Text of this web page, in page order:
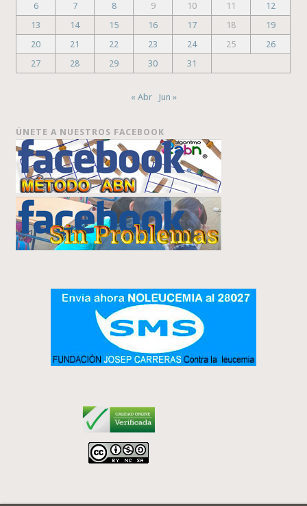
6
7 8 9 10 11
12
13
14 15 16 17 18
19
20
21 22 23 24 25
26
27
28 29 30 31
« Abr Jun »
ÚNETE A NUESTROS FACEBOOK